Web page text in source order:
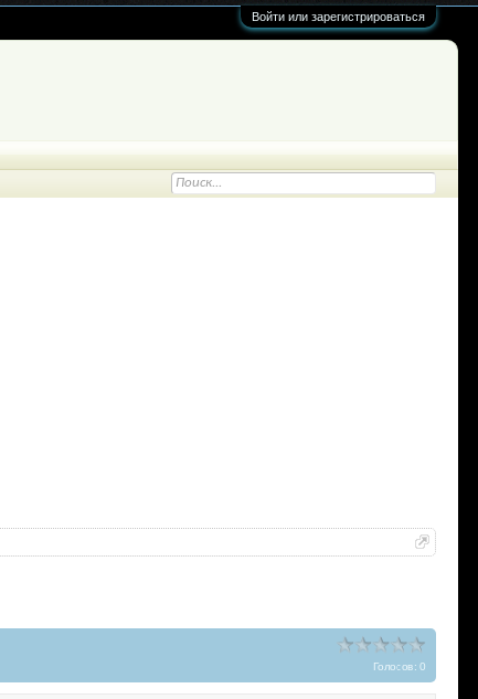
Войти или зарегистрироваться
Голосов: 0